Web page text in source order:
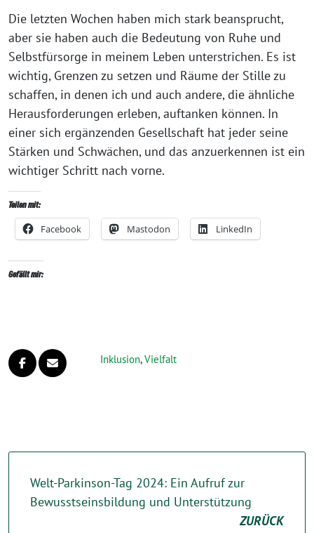
Die letzten Wochen haben mich stark beansprucht,
aber sie haben auch die Bedeutung von Ruhe und
Selbstfürsorge in meinem Leben unterstrichen. Es ist
wichtig, Grenzen zu setzen und Räume der Stille zu
schaffen, in denen ich und auch andere, die ähnliche
Herausforderungen erleben, auftanken können. In
einer sich ergänzenden Gesellschaft hat jeder seine
Stärken und Schwächen, und das anzuerkennen ist ein
wichtiger Schritt nach vorne.
Teilen mit:
Facebook Mastodon LinkedIn
Gefällt mir:
Inklusion,Vielfalt
Welt-Parkinson-Tag 2024: Ein Aufruf zur
Bewusstseinsbildung und Unterstützung
ZURÜCK